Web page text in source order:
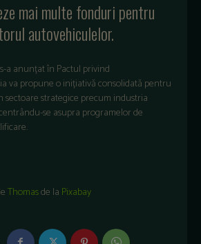
mai multe fonduri pentru
autovehiculelor.
a anunțat în Pactul privind
va propune o inițiativă consolidată pentru
sectoare strategice precum industria
se asupra programelor de
Thomasde la Pixabay